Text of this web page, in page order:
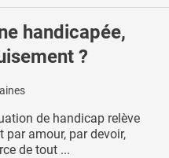
handicapée,
?
de handicap relève
par amour, par devoir,
de tout ...